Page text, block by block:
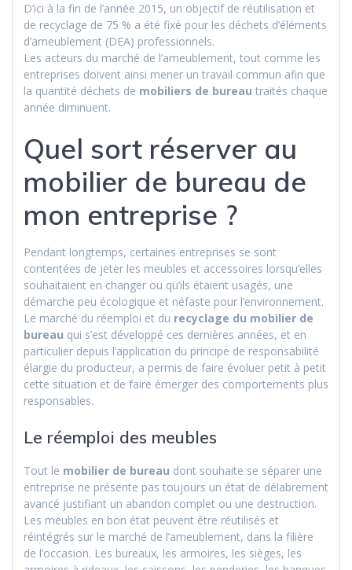
D’ici à la fin de l’année 2015, un objectif de réutilisation et
de recyclage de 75 % a été fixé pour les déchets d’éléments
d’ameublement (DEA) professionnels.
Les acteurs du marché de l’ameublement, tout comme les
entreprises doivent ainsi mener un travail commun afin que
la quantité déchets de mobiliers de bureau traités chaque
année diminuent.
Quel sort réserver au
mobilier de bureau de
mon entreprise ?
Pendant longtemps, certaines entreprises se sont
contentées de jeter les meubles et accessoires lorsqu’elles
souhaitaient en changer ou qu’ils étaient usagés, une
démarche peu écologique et néfaste pour l’environnement.
Le marché du réemploi et du recyclage du mobilier de
bureau qui s’est développé ces dernières années, et en
particulier depuis l’application du principe de responsabilité
élargie du producteur, a permis de faire évoluer petit à petit
cette situation et de faire émerger des comportements plus
responsables.
Le réemploi des meubles
Tout le mobilier de bureau dont souhaite se séparer une
entreprise ne présente pas toujours un état de délabrement
avancé justifiant un abandon complet ou une destruction.
Les meubles en bon état peuvent être réutilisés et
réintégrés sur le marché de l’ameublement, dans la filière
de l’occasion. Les bureaux, les armoires, les sièges, les